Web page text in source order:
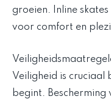
groeien. Inline
voor comfort en
Veiligheid is cruciaal
begint. Bescherming